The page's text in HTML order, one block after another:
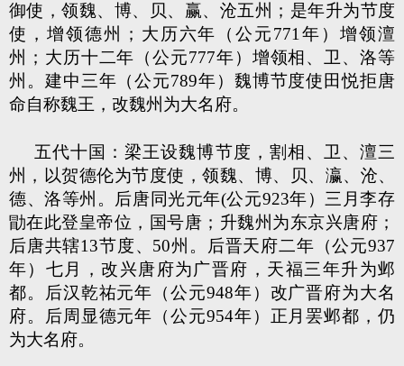
御使，领魏、博、贝、赢、沧五州；是年升为节度
使，增领德州；大历六年（公元771年）增领澶
州；大历十二年（公元777年）增领相、卫、洛等
州。建中三年（公元789年）魏博节度使田悦拒唐
命自称魏王，改魏州为大名府。
五代十国：梁王设魏博节度，割相、卫、澶三
州，以贺德伦为节度使，领魏、博、贝、瀛、沧、
德、洛等州。后唐同光元年(公元923年）三月李存
勖在此登皇帝位，国号唐；升魏州为东京兴唐府；
后唐共辖13节度、50州。后晋天府二年（公元937
年）七月，改兴唐府为广晋府，天福三年升为邺
都。后汉乾祐元年（公元948年）改广晋府为大名
府。后周显德元年（公元954年）正月罢邺都，仍
为大名府。